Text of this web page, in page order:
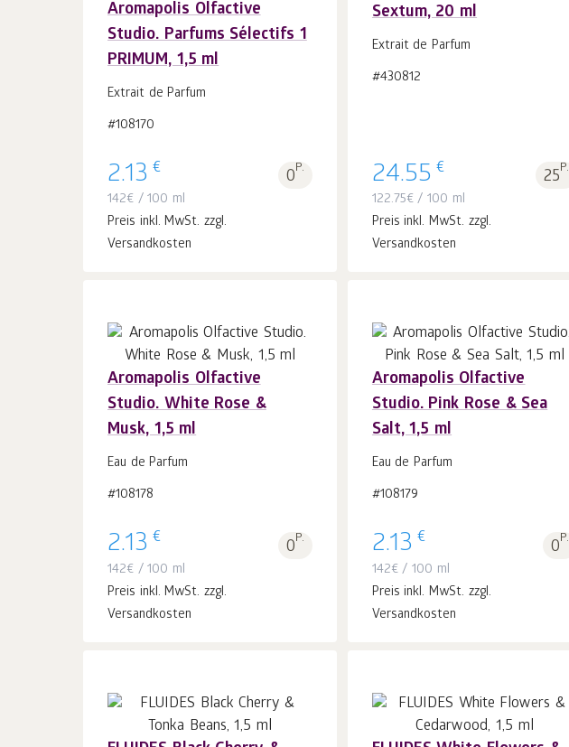
Aromapolis Olfactive
Studio. Parfums Sélectifs 1
PRIMUM, 1,5 ml
Extrait de Parfum
#108170
2.13 € 0P.
142€ / 100 ml
Preis inkl. MwSt. zzgl.
Versandkosten
In
den Warenkorb
1
Stk.
Sextum, 20 ml
Extrait de Parfum
#430812
24.55 € 25P.
122.75€/ 100 ml
Preis inkl. MwSt. zzgl.
Versandkosten
den Warenkorb
1
Aromapolis Olfactive
Studio. White Rose &
Musk, 1,5 ml
Eau de Parfum
#108178
2.13 € 0P.
142€ / 100 ml
Preis inkl. MwSt. zzgl.
Versandkosten
In
den Warenkorb
Aromapolis Olfactive
Studio. Pink Rose & Sea
Salt, 1,5 ml
Eau de Parfum
#108179
2.13 € 0P.
142€/ 100 ml
Preis inkl. MwSt. zzgl.
Versandkosten
den Warenkorb